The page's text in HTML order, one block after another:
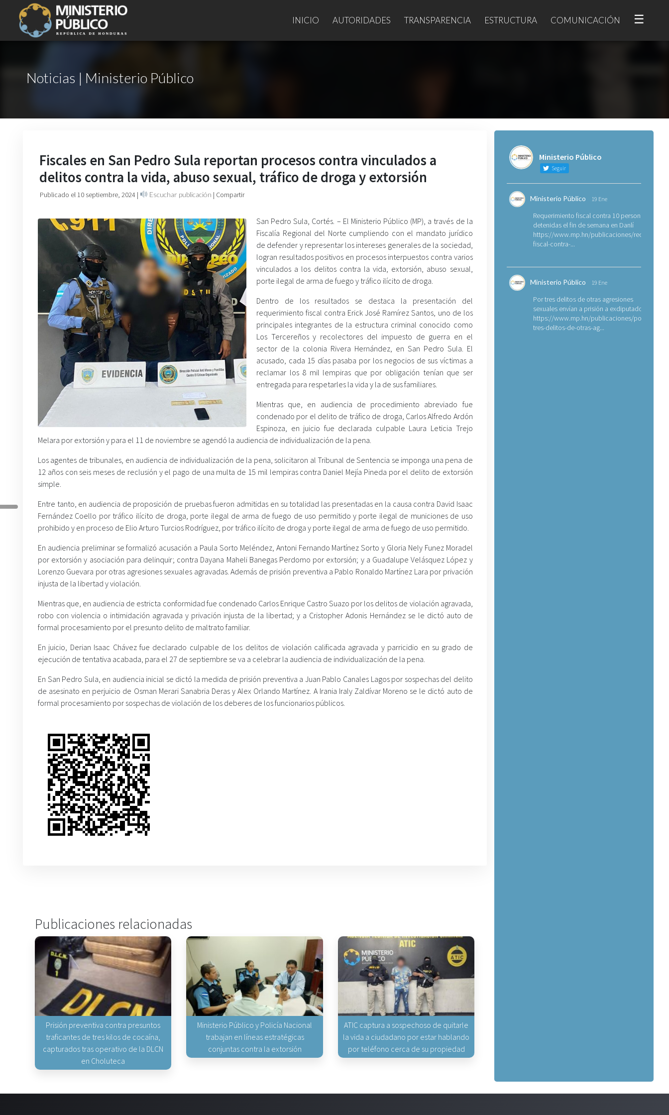
INICIO AUTORIDADES TRANSPARENCIA ESTRUCTURA COMUNICACIÓN ☰
Noticias | Ministerio Público
Fiscales en San Pedro Sula reportan procesos contra vinculados a
delitos contra la vida, abuso sexual, tráfico de droga y extorsión
Publicado el 10 septiembre, 2024 | Escuchar publicación | Compartir
San Pedro Sula, Cortés. – El Ministerio Público (MP), a través de la
Fiscalía Regional del Norte cumpliendo con el mandato jurídico
de defender y representar los intereses generales de la sociedad,
logran resultados positivos en procesos interpuestos contra varios
vinculados a los delitos contra la vida, extorsión, abuso sexual,
porte ilegal de arma de fuego y tráfico ilícito de droga.
Dentro de los resultados se destaca la presentación del
requerimiento fiscal contra Erick José Ramírez Santos, uno de los
principales integrantes de la estructura criminal conocido como
Los Tercereños y recolectores del impuesto de guerra en el
sector de la colonia Rivera Hernández, en San Pedro Sula. El
acusado, cada 15 días pasaba por los negocios de sus víctimas a
reclamar los 8 mil lempiras que por obligación tenían que ser
entregada para respetarles la vida y la de sus familiares.
Mientras que, en audiencia de procedimiento abreviado fue
condenado por el delito de tráfico de droga, Carlos Alfredo Ardón
Espinoza, en juicio fue declarada culpable Laura Leticia Trejo
Melara por extorsión y para el 11 de noviembre se agendó la audiencia de individualización de la pena.
Los agentes de tribunales, en audiencia de individualización de la pena, solicitaron al Tribunal de Sentencia se imponga una pena de
12 años con seis meses de reclusión y el pago de una multa de 15 mil lempiras contra Daniel Mejía Pineda por el delito de extorsión
simple.
Entre tanto, en audiencia de proposición de pruebas fueron admitidas en su totalidad las presentadas en la causa contra David Isaac
Fernández Coello por tráfico ilícito de droga, porte ilegal de arma de fuego de uso permitido y porte ilegal de municiones de uso
prohibido y en proceso de Elio Arturo Turcios Rodríguez, por tráfico ilícito de droga y porte ilegal de arma de fuego de uso permitido.
En audiencia preliminar se formalizó acusación a Paula Sorto Meléndez, Antoni Fernando Martínez Sorto y Gloria Nely Funez Moradel
por extorsión y asociación para delinquir; contra Dayana Maheli Banegas Perdomo por extorsión; y a Guadalupe Velásquez López y
Lorenzo Guevara por otras agresiones sexuales agravadas. Además de prisión preventiva a Pablo Ronaldo Martínez Lara por privación
injusta de la libertad y violación.
Mientras que, en audiencia de estricta conformidad fue condenado Carlos Enrique Castro Suazo por los delitos de violación agravada,
robo con violencia o intimidación agravada y privación injusta de la libertad; y a Cristopher Adonis Hernández se le dictó auto de
formal procesamiento por el presunto delito de maltrato familiar.
En juicio, Derian Isaac Chávez fue declarado culpable de los delitos de violación calificada agravada y parricidio en su grado de
ejecución de tentativa acabada, para el 27 de septiembre se va a celebrar la audiencia de individualización de la pena.
En San Pedro Sula, en audiencia inicial se dictó la medida de prisión preventiva a Juan Pablo Canales Lagos por sospechas del delito
de asesinato en perjuicio de Osman Merari Sanabria Deras y Alex Orlando Martínez. A Irania Iraly Zaldívar Moreno se le dictó auto de
formal procesamiento por sospechas de violación de los deberes de los funcionarios públicos.
Publicaciones relacionadas
Prisión preventiva contra presuntos
traficantes de tres kilos de cocaína,
capturados tras operativo de la DLCN
en Choluteca
Ministerio Público y Policía Nacional
trabajan en líneas estratégicas
conjuntas contra la extorsión
ATIC captura a sospechoso de quitarle
la vida a ciudadano por estar hablando
por teléfono cerca de su propiedad
Ministerio Público
Seguir
Ministerio Público 19 Ene
Requerimiento fiscal contra 10 personas
detenidas el fin de semana en Danlí
https://www.mp.hn/publicaciones/
fiscal-contra-...
Ministerio Público 19 Ene
Por tres delitos de otras agresiones
sexuales envían a prisión a exdiputado
https://www.mp.hn/publicaciones/por-
tres-delitos-de-otras-ag...